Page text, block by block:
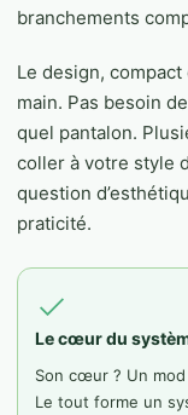
branchements
Le design,
main. Pas besoin
quel pantalon.
coller à votre style
question
praticité.
Le cœur du
Son cœur ? Un
Le tout forme un